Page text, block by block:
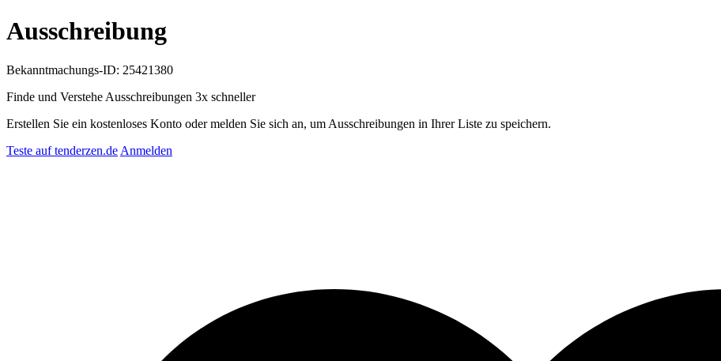
Ausschreibung
Bekanntmachungs-ID: 25421380
Finde und Verstehe Ausschreibungen 3x schneller
Erstellen Sie ein kostenloses Konto oder melden Sie sich an, um Ausschreibungen in Ihrer Liste zu speichern.
Teste auf tenderzen.de Anmelden